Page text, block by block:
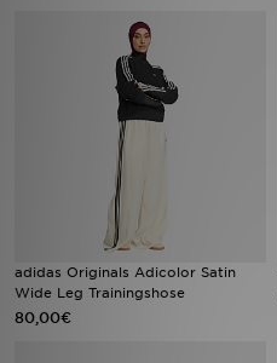
adidas Originals Adicolor Satin
Wide Leg Trainingshose
80,00€